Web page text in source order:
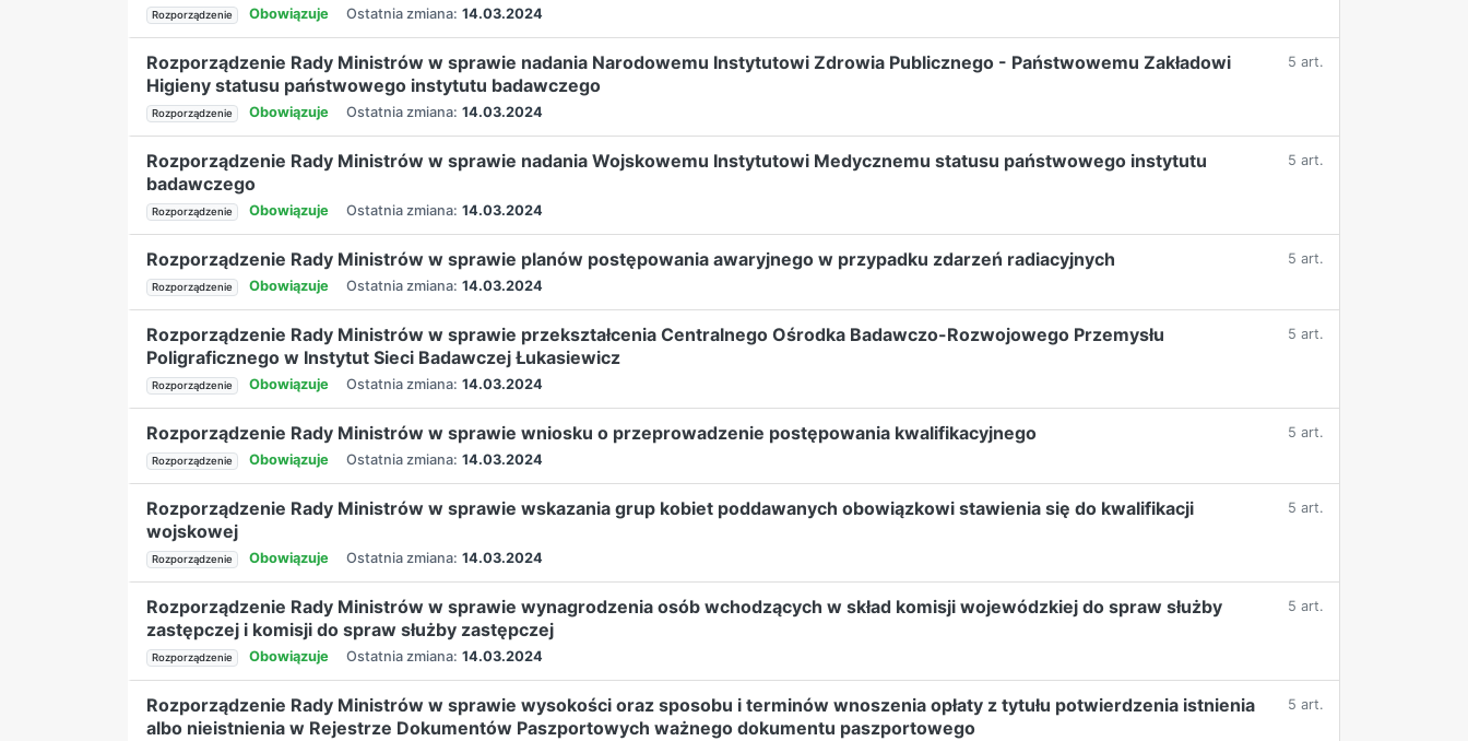
Rozporządzenie Obowiązuje Ostatnia zmiana: 14.03.2024
Rozporządzenie Rady Ministrów w sprawie nadania Narodowemu Instytutowi Zdrowia Publicznego - Państwowemu Zakładowi
Higieny statusu państwowego instytutu badawczego
5 art.
Rozporządzenie Obowiązuje Ostatnia zmiana: 14.03.2024
Rozporządzenie Rady Ministrów w sprawie nadania Wojskowemu Instytutowi Medycznemu statusu państwowego instytutu
badawczego
5 art.
Rozporządzenie Obowiązuje Ostatnia zmiana: 14.03.2024
Rozporządzenie Rady Ministrów w sprawie planów postępowania awaryjnego w przypadku zdarzeń radiacyjnych 5 art.
Rozporządzenie Obowiązuje Ostatnia zmiana: 14.03.2024
Rozporządzenie Rady Ministrów w sprawie przekształcenia Centralnego Ośrodka Badawczo-Rozwojowego Przemysłu
Poligraficznego w Instytut Sieci Badawczej Łukasiewicz
5 art.
Rozporządzenie Obowiązuje Ostatnia zmiana: 14.03.2024
Rozporządzenie Rady Ministrów w sprawie wniosku o przeprowadzenie postępowania kwalifikacyjnego 5 art.
Rozporządzenie Obowiązuje Ostatnia zmiana: 14.03.2024
Rozporządzenie Rady Ministrów w sprawie wskazania grup kobiet poddawanych obowiązkowi stawienia się do kwalifikacji
wojskowej
5 art.
Rozporządzenie Obowiązuje Ostatnia zmiana: 14.03.2024
Rozporządzenie Rady Ministrów w sprawie wynagrodzenia osób wchodzących w skład komisji wojewódzkiej do spraw służby
zastępczej i komisji do spraw służby zastępczej
5 art.
Rozporządzenie Obowiązuje Ostatnia zmiana: 14.03.2024
Rozporządzenie Rady Ministrów w sprawie wysokości oraz sposobu i terminów wnoszenia opłaty z tytułu potwierdzenia istnienia
albo nieistnienia w Rejestrze Dokumentów Paszportowych ważnego dokumentu paszportowego
5 art.